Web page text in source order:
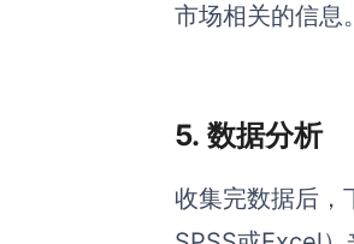
市场相关的信息。
5. 数据分析
收集完数据后，